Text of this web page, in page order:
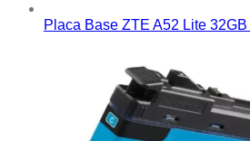
Placa Base ZTE A52 Lite 32GB